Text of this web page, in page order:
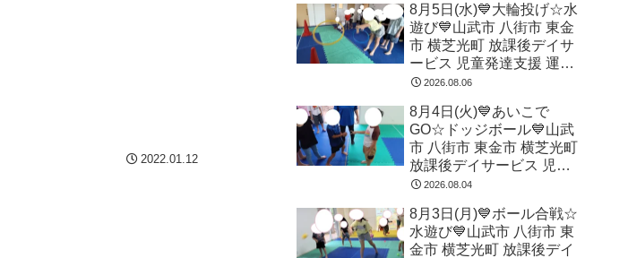
2022.01.12
8月5日(水)💙大輪投げ☆水
遊び💙山武市 八街市 東金
市 横芝光町 放課後デイサ
ービス 児童発達支援 運動
療育2026.08.06
8月4日(火)💙あいこで
GO☆ドッジボール💙山武
市 八街市 東金市 横芝光町
放課後デイサービス 児童
発達支援 運動療育
2026.08.04
8月3日(月)💙ボール合戦☆
水遊び💙山武市 八街市 東
金市 横芝光町 放課後デイ